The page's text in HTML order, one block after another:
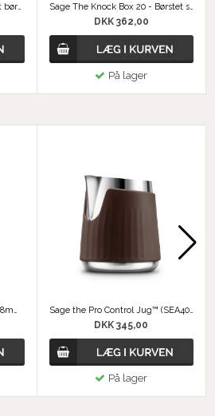
Sage The Knock Box 20 - Sort børstet stål Sage The Knock Box 20 - Børstet stål
DKK 362,00
På lager
Sage the Pro Control Jug™ (SEA401)
DKK 345,00
På lager